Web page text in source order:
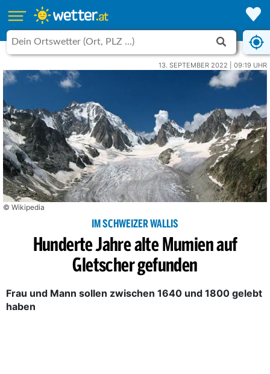
13. SEPTEMBER 2022 | 09:19 UHR
© Wikipedia
IM SCHWEIZER WALLIS
Hunderte Jahre alte Mumien auf
Gletscher gefunden
Frau und Mann sollen zwischen 1640 und 1800 gelebt
haben